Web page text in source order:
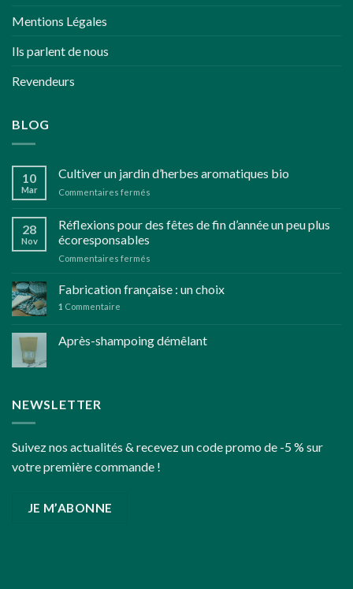
Mentions Légales
Ils parlent de nous
Revendeurs
BLOG
10
Mar
Cultiver un jardin d’herbes aromatiques bio
Commentaires fermés
jardin
28
Nov
Réflexions pour des fêtes de fin d’année un peu plus
écoresponsables
Commentaires fermés
pour
des
fin
d’année
Fabrication française : un choix
1 Commentaire
Après-shampoing démêlant
NEWSLETTER
Suivez nos actualités & recevez un code promo de -5 % sur
votre première commande !
JE M’ABONNE